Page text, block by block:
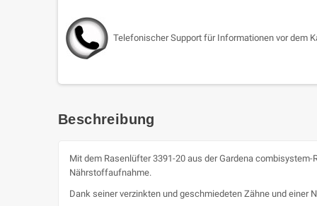
Telefonischer Support für Informationen vor dem
Beschreibung
Mit dem Rasenlüfter 3391-20 aus der Gardena
Nährstoffaufnahme.
Dank seiner verzinkten und geschmiedeten Zähne und einer